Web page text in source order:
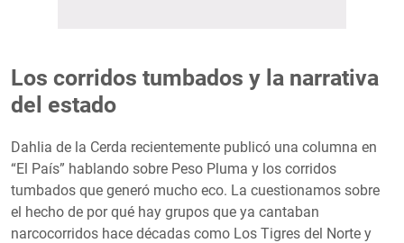
Los corridos tumbados y la narrativa
del estado
Dahlia de la Cerda recientemente publicó una columna en
“El País” hablando sobre Peso Pluma y los corridos
tumbados que generó mucho eco. La cuestionamos sobre
el hecho de por qué hay grupos que ya cantaban
narcocorridos hace décadas como Los Tigres del Norte y